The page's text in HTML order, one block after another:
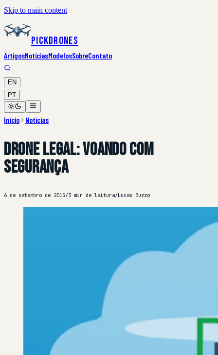
Skip to main content
PickDrones
ArtigosNotíciasModelosSobreContato
EN
PT
Início Notícias
Drone Legal: Voando com
Segurança
6 de setembro de 2015/3 min de leitura/Lucas Buzzo